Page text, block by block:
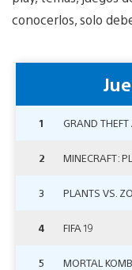
conocerlos, solo
1 GRAND
2 MINECRAFT:
3 PLANTS VS.
4 FIFA 19
5 MORTAL